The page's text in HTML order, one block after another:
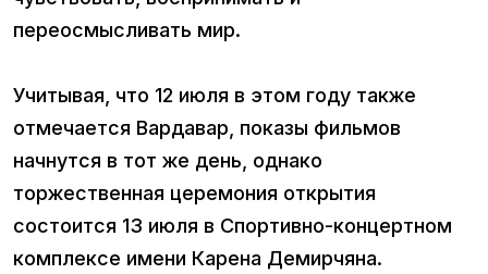
переосмысливать мир.
Учитывая, что 12 июля в этом году также
отмечается Вардавар, показы фильмов
начнутся в тот же день, однако
торжественная церемония открытия
состоится 13 июля в Спортивно-концертном
комплексе имени Карена Демирчяна.